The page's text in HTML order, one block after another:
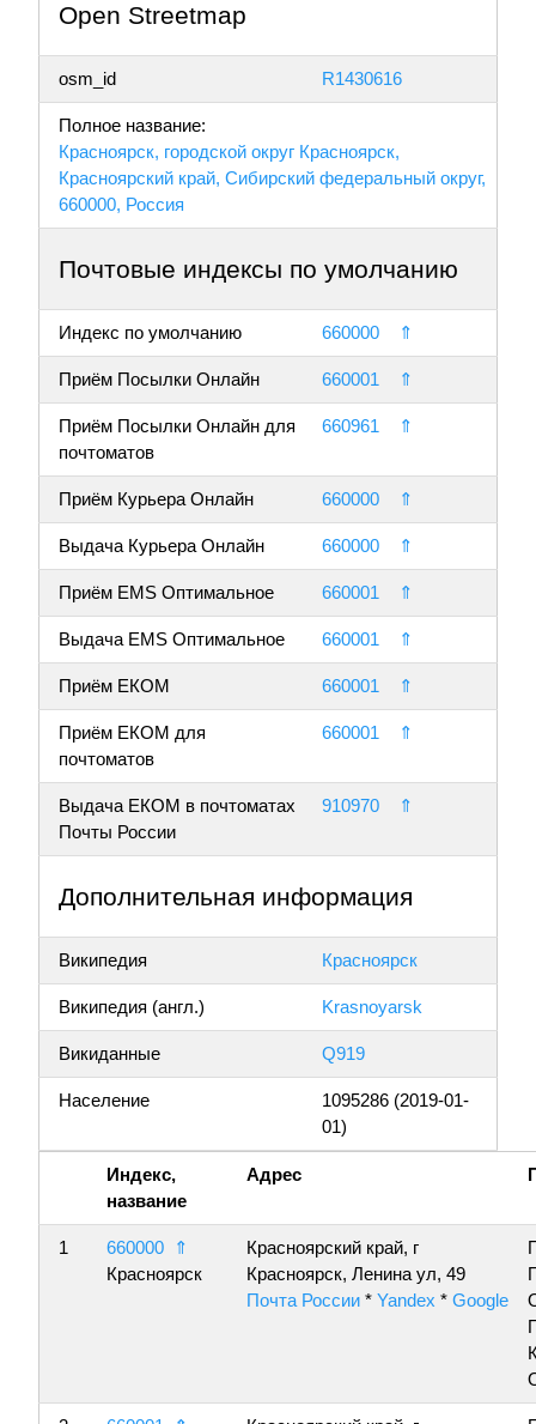
Open Streetmap
osm_id R1430616
Полное название:
Красноярск, городской округ Красноярск,
Красноярский край, Сибирский федеральный округ,
660000, Россия
Почтовые индексы по умолчанию
Индекс по умолчанию 660000 ⇑
Приём Посылки Онлайн 660001 ⇑
Приём Посылки Онлайн для
почтоматов
660961 ⇑
Приём Курьера Онлайн 660000 ⇑
Выдача Курьера Онлайн 660000 ⇑
Приём EMS Оптимальное 660001 ⇑
Выдача EMS Оптимальное 660001 ⇑
Приём ЕКОМ 660001 ⇑
Приём ЕКОМ для
почтоматов
660001 ⇑
Выдача ЕКОМ в почтоматах
Почты России
910970 ⇑
Дополнительная информация
Википедия Красноярск
Википедия (англ.) Krasnoyarsk
Викиданные Q919
Население
1095286 (2019-01-
01)
Индекс,
название
Адрес
1 660000
⇑
Красноярск
Красноярский край, г
Красноярск, Ленина ул, 49
Почта России * Yandex * Google